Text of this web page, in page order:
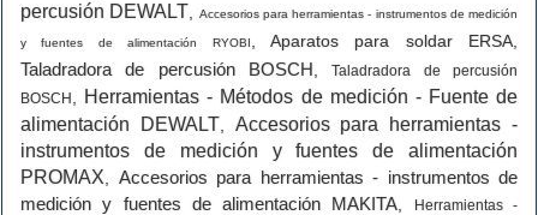
percusión DEWALT
Accesorios para herramientas - instrumentos de medición
y fuentes de alimentación RYOBI Aparatos para soldar ERSA
Taladradora de percusión BOSCH ,Taladradora de percusión
BOSCH
Herramientas - Métodos de medición - Fuente de
alimentación DEWALT, Accesorios para herramientas -
instrumentos de medición y fuentes de alimentación
PROMAX
Accesorios para herramientas - instrumentos de
medición y fuentes de alimentación MAKITA
Herramientas -